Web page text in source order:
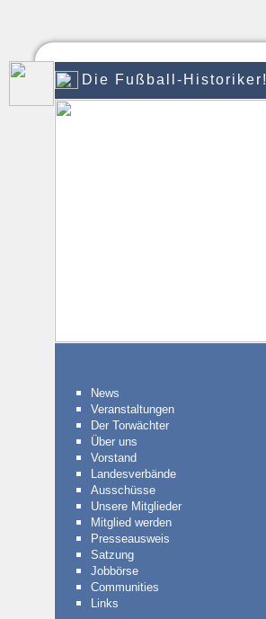
Die Fußball-Historiker!
News
Veranstaltungen
Der Torwächter
Über uns
Vorstand
Landesverbände
Ausschüsse
Unsere Mitglieder
Mitglied werden
Presseausweis
Satzung
Jobbörse
Communities
Links